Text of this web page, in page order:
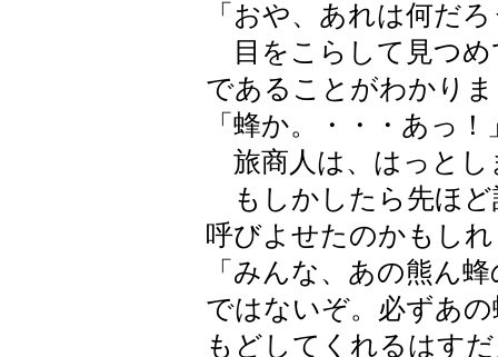
「おや、あれは何だ
目をこらして見つめ
であることがわかり
「蜂か。・・・あっ！
旅商人は、はっとし
もしかしたら先ほど
呼びよせたのかもし
「みんな、あの熊ん
ではないぞ。必ずあ
もどしてくれるはす